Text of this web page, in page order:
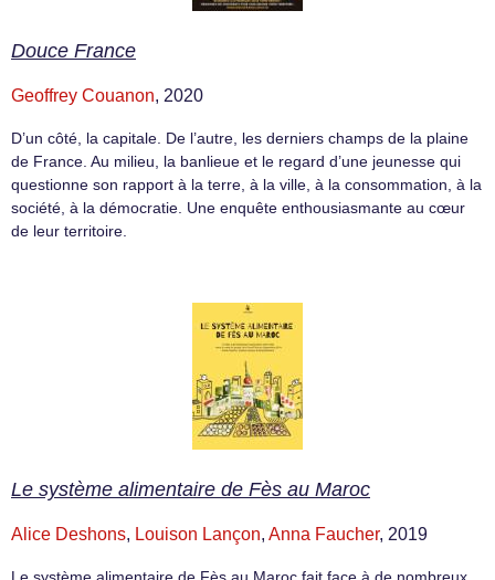
Douce France
Geoffrey Couanon, 2020
D’un côté, la capitale. De l’autre, les derniers champs de la plaine
de France. Au milieu, la banlieue et le regard d’une jeunesse qui
questionne son rapport à la terre, à la ville, à la consommation, à la
société, à la démocratie. Une enquête enthousiasmante au cœur
de leur territoire.
Le système alimentaire de Fès au Maroc
Alice Deshons, Louison Lançon, Anna Faucher, 2019